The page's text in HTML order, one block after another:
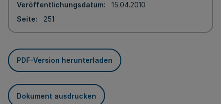
Veröffentlichungsdatum
15.04.2010
Seite
251
PDF-Version herunterladen
Dokument ausdrucken